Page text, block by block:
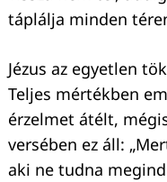
táplálja minden
Jézus az egyetlen
Teljes mértékben
érzelmet átélt,
versében ez áll:
aki ne tudna